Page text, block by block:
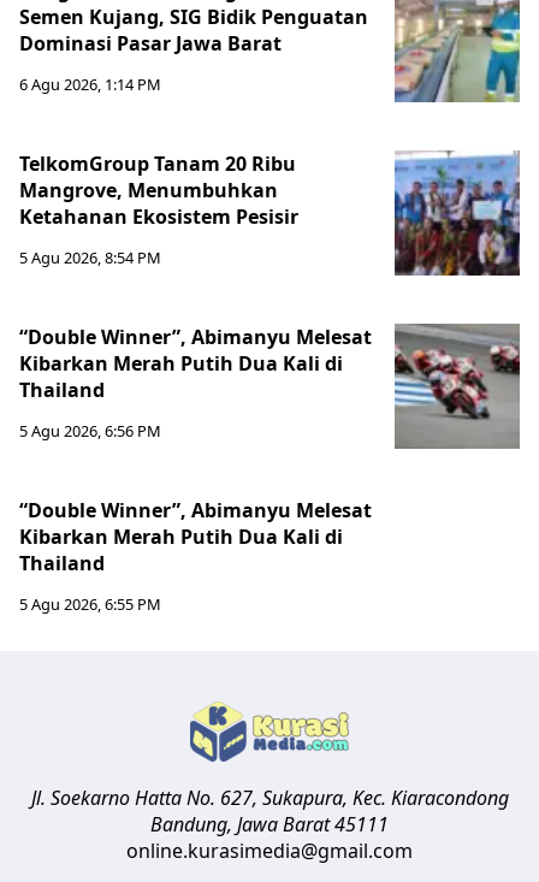
Semen Kujang, SIG Bidik Penguatan
Dominasi Pasar Jawa Barat
6 Agu 2026, 1:14 PM
TelkomGroup Tanam 20 Ribu
Mangrove, Menumbuhkan
Ketahanan Ekosistem Pesisir
5 Agu 2026, 8:54 PM
“Double Winner”, Abimanyu Melesat
Kibarkan Merah Putih Dua Kali di
Thailand
5 Agu 2026, 6:56 PM
“Double Winner”, Abimanyu Melesat
Kibarkan Merah Putih Dua Kali di
Thailand
5 Agu 2026, 6:55 PM
Jl. Soekarno Hatta No. 627, Sukapura, Kec. Kiaracondong
Bandung, Jawa Barat45111
online.kurasimedia@gmail.com